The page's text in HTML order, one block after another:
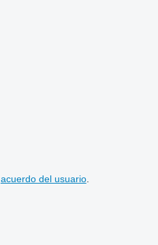
acuerdo del usuario.